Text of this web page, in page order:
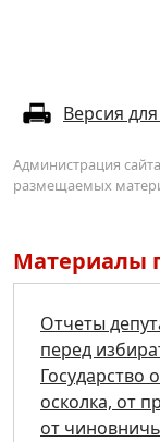
Версия
Администрация
размещаемых
Материалы
Отчеты
перед
Государство
осколка, от
от